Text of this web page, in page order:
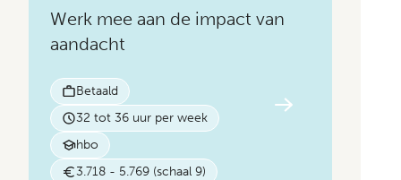
Werk mee aan de impact van
aandacht
Betaald
32 tot 36 uur per week
hbo
3.718 - 5.769 (schaal 9)